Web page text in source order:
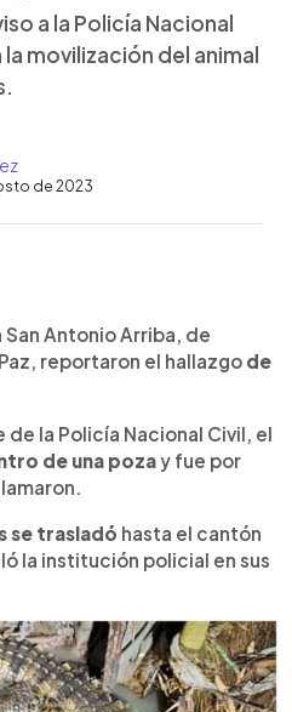
a la Policía Nacional
movilización del animal
de 2023
Antonio Arriba, de
reportaron el hallazgo de
la Policía Nacional Civil, el
de una pozay fue por
se trasladó hasta el cantón
la institución policial en sus